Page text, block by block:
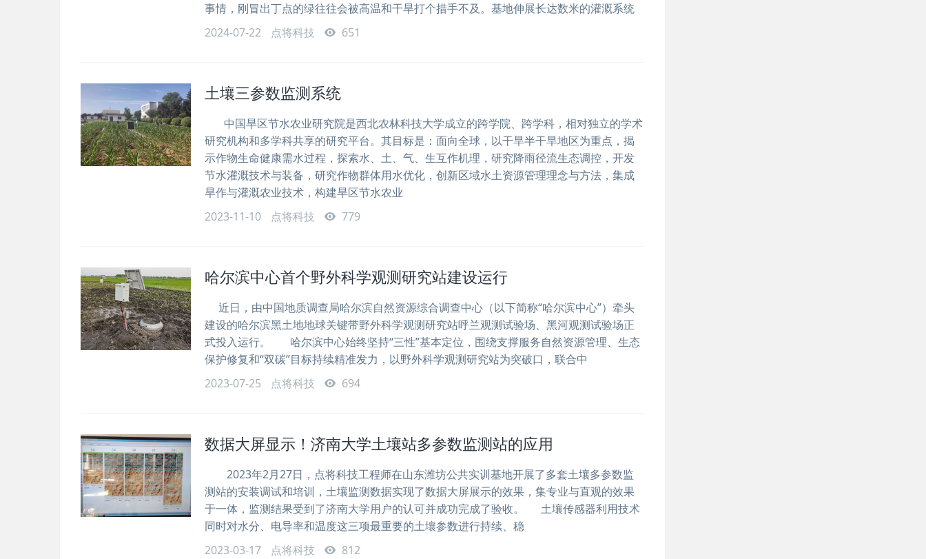
事情，刚冒出丁点的绿往往会被高温和干旱打个措手不及。基地伸展长达数米的灌溉系统
2024-07-22
点将科技 651
土壤三参数监测系统
中国旱区节水农业研究院是西北农林科技大学成立的跨学院、跨学科，相对独立的学术
研究机构和多学科共享的研究平台。其目标是：面向全球，以干旱半干旱地区为重点，揭
示作物生命健康需水过程，探索水、土、气、生互作机理，研究降雨径流生态调控，开发
节水灌溉技术与装备，研究作物群体用水优化，创新区域水土资源管理理念与方法，集成
旱作与灌溉农业技术，构建旱区节水农业
2023-11-10
点将科技 779
哈尔滨中心首个野外科学观测研究站建设运行
近日，由中国地质调查局哈尔滨自然资源综合调查中心（以下简称“哈尔滨中心”）牵头
建设的哈尔滨黑土地地球关键带野外科学观测研究站呼兰观测试验场、黑河观测试验场正
式投入运行。 哈尔滨中心始终坚持“三性”基本定位，围绕支撑服务自然资源管理、生态
保护修复和“双碳”目标持续精准发力，以野外科学观测研究站为突破口，联合中
2023-07-25
点将科技 694
数据大屏显示！济南大学土壤站多参数监测站的应用
2023年2月27日，点将科技工程师在山东潍坊公共实训基地开展了多套土壤多参数监
测站的安装调试和培训，土壤监测数据实现了数据大屏展示的效果，集专业与直观的效果
于一体，监测结果受到了济南大学用户的认可并成功完成了验收。 土壤传感器利用技术
同时对水分、电导率和温度这三项最重要的土壤参数进行持续、稳
2023-03-17
点将科技 812